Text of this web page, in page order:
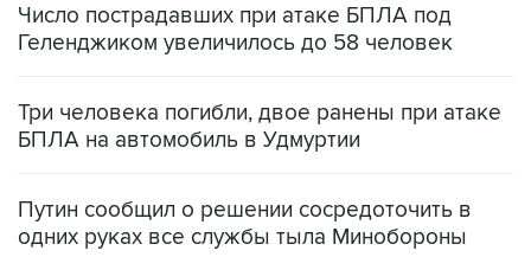
Число пострадавших при атаке БПЛА под
Геленджиком увеличилось до 58 человек
Три человека погибли, двое ранены при атаке
БПЛА на автомобиль в Удмуртии
Путин сообщил о решении сосредоточить в
одних руках все службы тыла Минобороны